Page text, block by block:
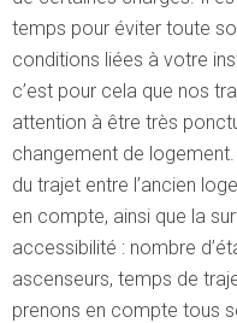
temps pour éviter toute
conditions liées à votre
c’est pour cela que nos
attention à être très
changement de
du trajet entre l’ancien
en compte, ainsi que la
accessibilité : nombre
ascenseurs, temps de
prenons en compte tous